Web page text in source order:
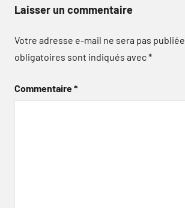
Laisser un commentaire
Votre adresse e-mail ne sera pas publiée.
obligatoires sont indiqués avec*
Commentaire*